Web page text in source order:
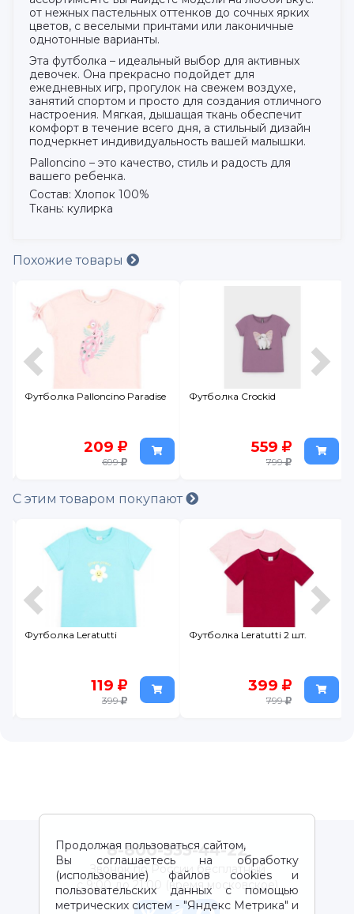
от нежных пастельных оттенков до сочных ярких
цветов, с веселыми принтами или лаконичные
однотонные варианты.
Эта футболка – идеальный выбор для активных
девочек. Она прекрасно подойдет для
ежедневных игр, прогулок на свежем воздухе,
занятий спортом и просто для создания отличного
настроения. Мягкая, дышащая ткань обеспечит
комфорт в течение всего дня, а стильный дизайн
подчеркнет индивидуальность вашей малышки.
Palloncino – это качество, стиль и радость для
вашего ребенка.
Состав: Хлопок 100%
Ткань: кулирка
Похожие товары
Paradise Футболка Crockid
559
799
Топ Leratutti
109
349
С этим товаром покупают
Футболка Leratutti
119
399
Футболка Leratutti 2 шт.
399
799
Продолжая пользоваться сайтом,
Вы соглашаетесь на обработку
(использование) файлов cookies и
пользовательских данных с помощью
метрических систем - "Яндекс Метрика" и
8-800-333-44-22
Звонок по России бесплатный
с 9:00 до 21:00 (время московское)